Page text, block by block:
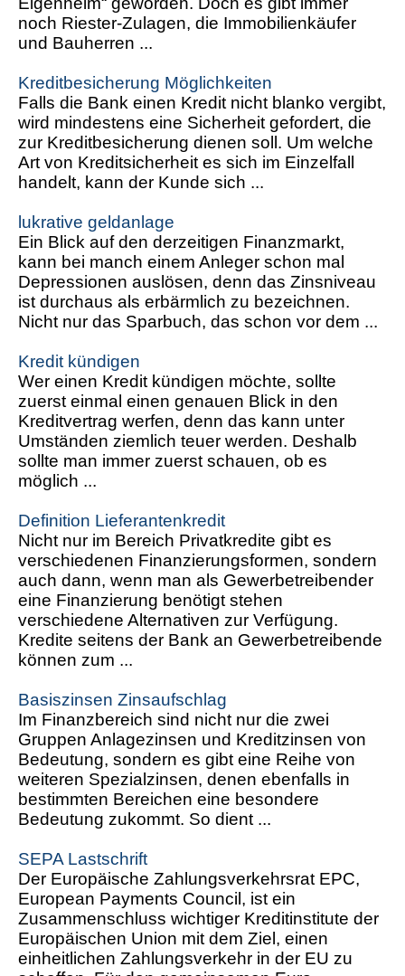
noch Riester-Zulagen, die Immobilienkäufer
und Bauherren ...
Kreditbesicherung Möglichkeiten
Falls die Bank einen Kredit nicht blanko vergibt,
wird mindestens eine Sicherheit gefordert, die
zur Kreditbesicherung dienen soll. Um welche
Art von Kreditsicherheit es sich im Einzelfall
handelt, kann der Kunde sich ...
lukrative geldanlage
Ein Blick auf den derzeitigen Finanzmarkt,
kann bei manch einem Anleger schon mal
Depressionen auslösen, denn das Zinsniveau
ist durchaus als erbärmlich zu bezeichnen.
Nicht nur das Sparbuch, das schon vor dem ...
Kredit kündigen
Wer einen Kredit kündigen möchte, sollte
zuerst einmal einen genauen Blick in den
Kreditvertrag werfen, denn das kann unter
Umständen ziemlich teuer werden. Deshalb
sollte man immer zuerst schauen, ob es
möglich ...
Definition Lieferantenkredit
Nicht nur im Bereich Privatkredite gibt es
verschiedenen Finanzierungsformen, sondern
auch dann, wenn man als Gewerbetreibender
eine Finanzierung benötigt stehen
verschiedene Alternativen zur Verfügung.
Kredite seitens der Bank an Gewerbetreibende
können zum ...
Basiszinsen Zinsaufschlag
Im Finanzbereich sind nicht nur die zwei
Gruppen Anlagezinsen und Kreditzinsen von
Bedeutung, sondern es gibt eine Reihe von
weiteren Spezialzinsen, denen ebenfalls in
bestimmten Bereichen eine besondere
Bedeutung zukommt. So dient ...
SEPA Lastschrift
Der Europäische Zahlungsverkehrsrat EPC,
European Payments Council, ist ein
Zusammenschluss wichtiger Kreditinstitute der
Europäischen Union mit dem Ziel, einen
einheitlichen Zahlungsverkehr in der EU zu